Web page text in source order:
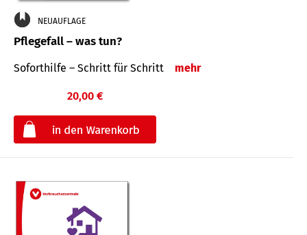
NEUAUFLAGE
Pflegefall – was tun?
Soforthilfe – Schritt für Schritt mehr
20,00 €